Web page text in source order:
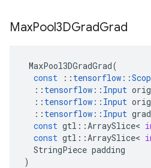
MaxPool3DGradGrad
MaxPool3DGradGrad(
const
:: tensorflow ::
:: tensorflow :: Input
:: tensorflow :: Input
:: tensorflow :: Input grad
const gtl ::ArraySlice<
const gtl ::ArraySlice<
StringPiece padding
)